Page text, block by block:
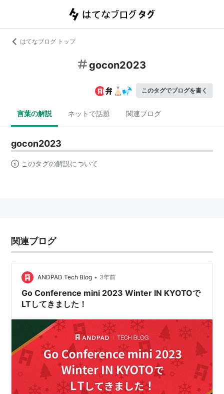
はてなブログ トップ
gocon2023
このタグでブログを書く
言葉の解説 ネットで話題 関連ブログ
gocon2023
このタグの解説について
関連ブログ
ANDPAD Tech Blog • 3年前
Go Conference mini 2023 Winter IN KYOTOで
LTしてきました！